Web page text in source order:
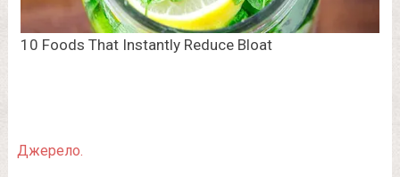
Джерело.